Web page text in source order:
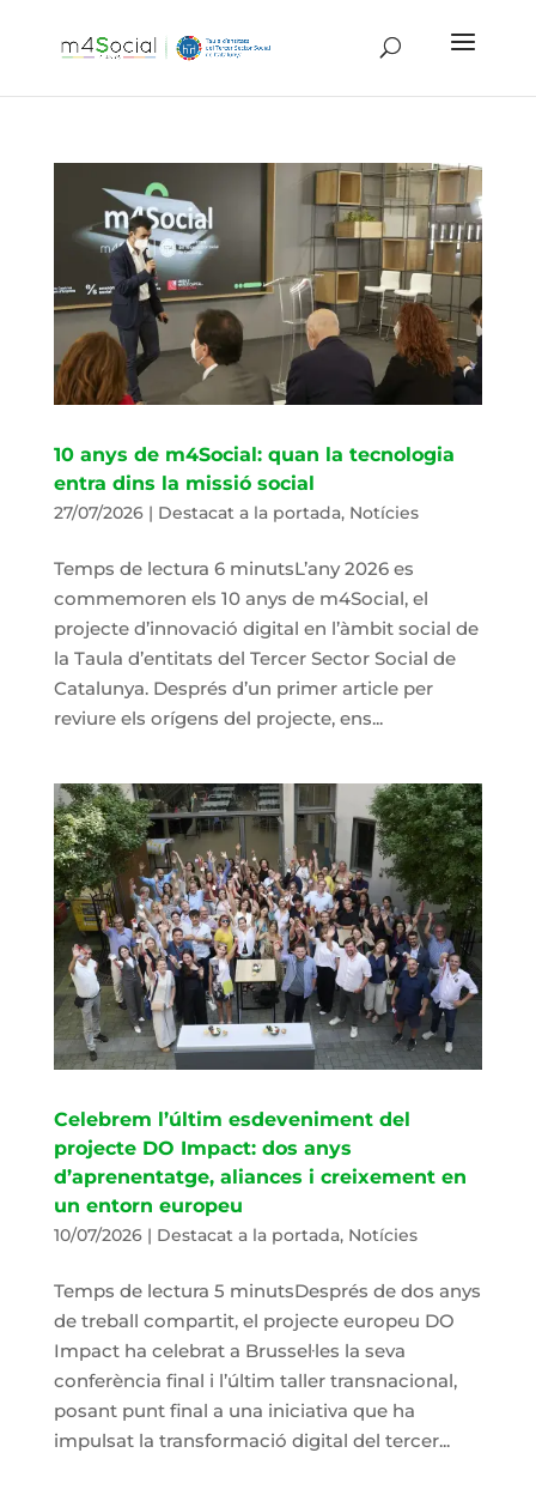
10 anys de m4Social: quan la tecnologia
entra dins la missió social
27/07/2026| Destacat a la portada, Notícies
Temps de lectura 6 minutsL’any 2026 es
commemoren els 10 anys de m4Social, el
projecte d’innovació digital en l’àmbit social de
la Taula d’entitats del Tercer Sector Social de
Catalunya. Després d’un primer article per
reviure els orígens del projecte, ens...
Celebrem l’últim esdeveniment del
projecte DO Impact: dos anys
d’aprenentatge, aliances i creixement en
un entorn europeu
10/07/2026| Destacat a la portada, Notícies
Temps de lectura 5 minutsDesprés de dos anys
de treball compartit, el projecte europeu DO
Impact ha celebrat a Brussel·les la seva
conferència final i l’últim taller transnacional,
posant punt final a una iniciativa que ha
impulsat la transformació digital del tercer...